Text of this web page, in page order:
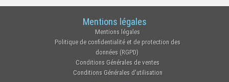
Mentions légales
Mentions légales
Politique de confidentialité et de protection des
données (RGPD)
Conditions Générales de ventes
Conditions Générales d'utilisation